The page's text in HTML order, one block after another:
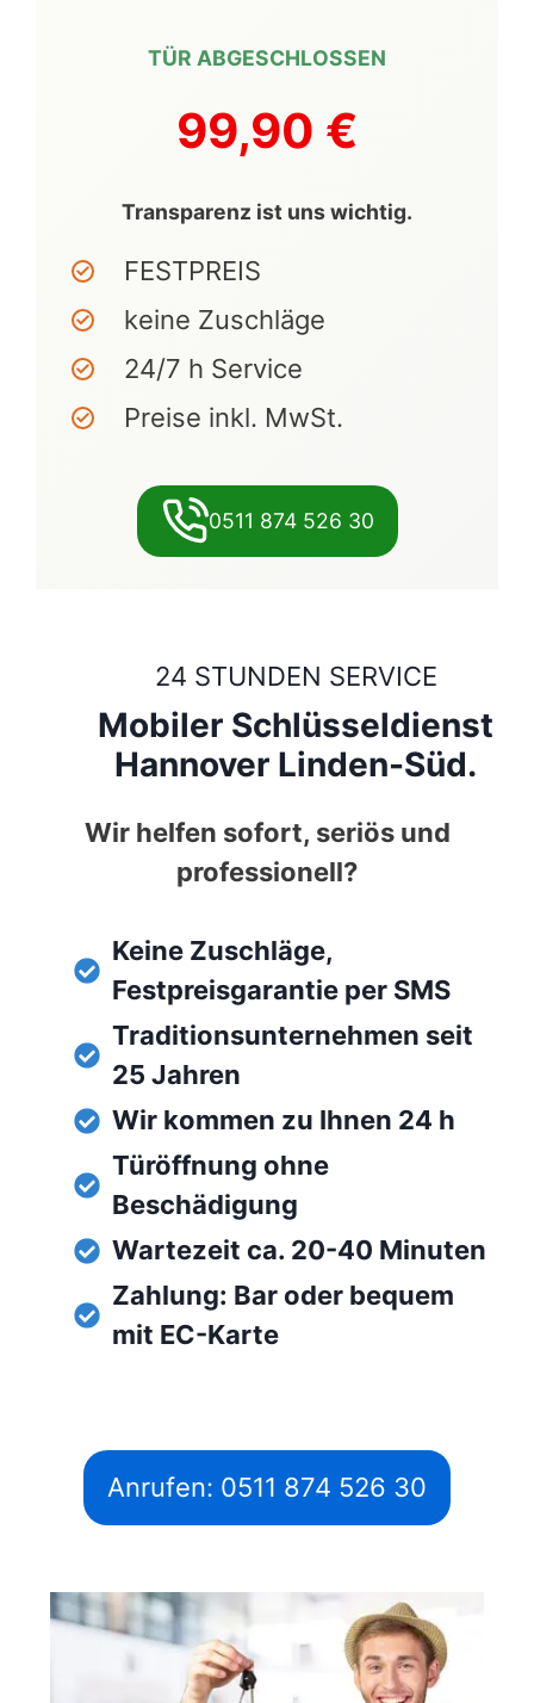
TÜR ABGESCHLOSSEN
99,90 €
Transparenz ist uns wichtig.
FESTPREIS
keine Zuschläge
24/7 h Service
Preise inkl. MwSt.
0511 874 526 30
24 STUNDEN SERVICE
Mobiler Schlüsseldienst
Hannover Linden-Süd.
Wir helfen sofort, seriös und
professionell?
Keine Zuschläge,
Festpreisgarantie per SMS
Traditionsunternehmen seit
25 Jahren
Wir kommen zu Ihnen 24 h
Türöffnung ohne
Beschädigung
Wartezeit ca. 20-40 Minuten
Zahlung: Bar oder bequem
mit EC-Karte
Anrufen: 0511 874 526 30